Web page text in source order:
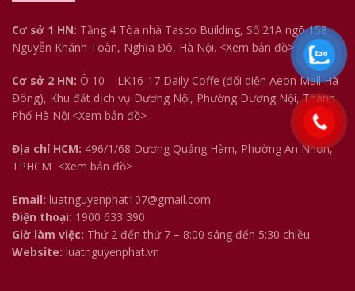
Cơ sở 1 HN: Tầng 4 Tòa nhà Tasco Building, Số 21A ngõ 158
Nguyễn Khánh Toàn, Nghĩa Đô, Hà Nội. <Xem bản đồ>
Cơ sở 2 HN: Ô 10 – LK16-17 Daily Coffe (đối diện Aeon Mall Hà
Đông), Khu đất dịch vụ Dương Nội, Phường Dương Nội, Thành
Phố Hà Nội.<Xem bản đồ>
Địa chỉ HCM: 496/1/68 Dương Quảng Hàm, Phường An Nhơn,
TPHCM <Xem bản đồ>
Email: luatnguyenphat107@gmail.com
Điện thoại: 1900 633 390
Giờ làm việc: Thứ 2 đến thứ 7 – 8:00 sáng đến 5:30 chiều
Website: luatnguyenphat.vn